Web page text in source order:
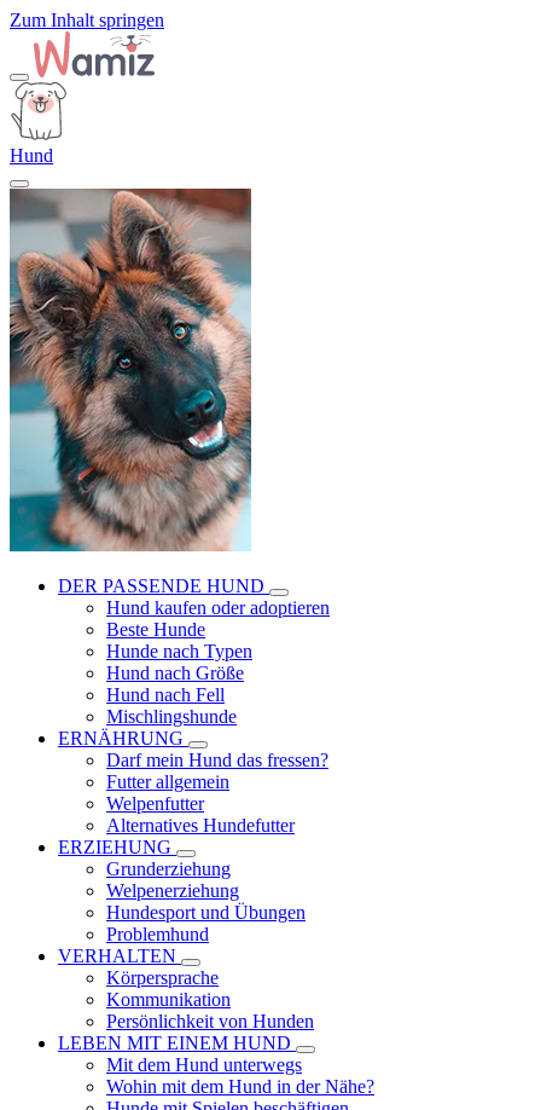
Zum Inhalt springen
Hund
DER PASSENDE HUND
Hund kaufen oder adoptieren
Beste Hunde
Hunde nach Typen
Hund nach Größe
Hund nach Fell
Mischlingshunde
ERNÄHRUNG
Darf mein Hund das fressen?
Futter allgemein
Welpenfutter
Alternatives Hundefutter
ERZIEHUNG
Grunderziehung
Welpenerziehung
Hundesport und Übungen
Problemhund
VERHALTEN
Körpersprache
Kommunikation
Persönlichkeit von Hunden
LEBEN MIT EINEM HUND
Mit dem Hund unterwegs
Wohin mit dem Hund in der Nähe?